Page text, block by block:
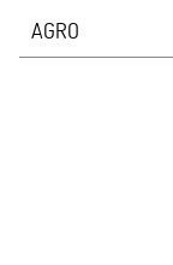
AGRO